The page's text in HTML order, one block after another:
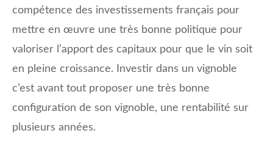
compétence des investissements français pour
mettre en œuvre une très bonne politique pour
valoriser l’apport des capitaux pour que le vin soit
en pleine croissance. Investir dans un vignoble
c’est avant tout proposer une très bonne
configuration de son vignoble, une rentabilité sur
plusieurs années.